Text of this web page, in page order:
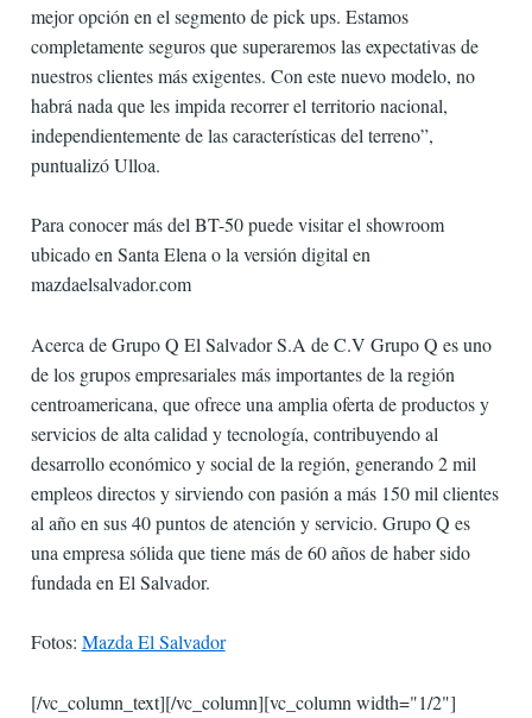
mejor opción en el segmento de pick ups. Estamos
completamente seguros que superaremos las expectativas de
nuestros clientes más exigentes. Con este nuevo modelo, no
habrá nada que les impida recorrer el territorio nacional,
independientemente de las características del terreno”,
puntualizó Ulloa.
Para conocer más del BT-50 puede visitar el showroom
ubicado en Santa Elena o la versión digital en
mazdaelsalvador.com
Acerca de Grupo Q El Salvador S.A de C.V Grupo Q es uno
de los grupos empresariales más importantes de la región
centroamericana, que ofrece una amplia oferta de productos y
servicios de alta calidad y tecnología, contribuyendo al
desarrollo económico y social de la región, generando 2 mil
empleos directos y sirviendo con pasión a más 150 mil clientes
al año en sus 40 puntos de atención y servicio. Grupo Q es
una empresa sólida que tiene más de 60 años de haber sido
fundada en El Salvador.
Fotos: Mazda El Salvador
[/vc_column_text][/vc_column][vc_column width="1/2"]